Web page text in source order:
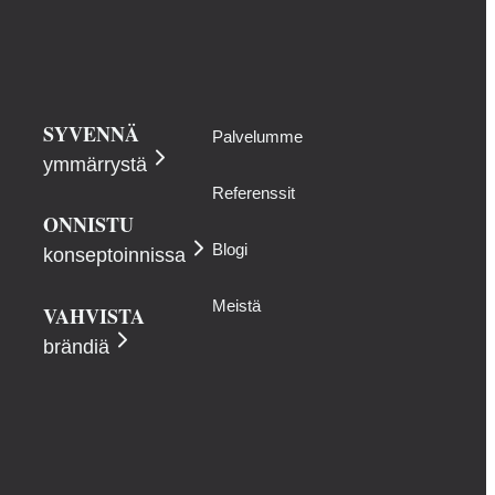
SYVENNÄ
ymmärrystä
ONNISTU
konseptoinnissa
VAHVISTA
brändiä
Palvelumme
Referenssit
Blogi
Meistä